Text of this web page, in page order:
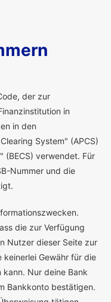
der zur
in
in den
System" (APCS)
(BECS) verwendet. Für
Nummer und die
die zur Verfügung
Nutzer dieser Seite zur
keinerlei Gewähr für die
Nur deine Bank
Bankkonto bestätigen.